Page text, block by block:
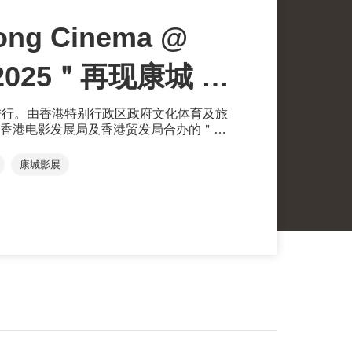
Cinema @
＂再现康城 ：
时刻
。由香港特别行政区政府文化体育及旅
港电影发展局及香港贸发局合办的＂
＂展示港产佳作，向国际市场推广香港的
康城影展